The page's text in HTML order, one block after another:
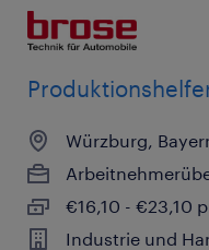
Würzburg,
€16,10 - €23,10
Industrie und